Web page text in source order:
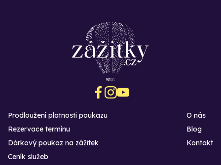
Prodloužení platnosti poukazu
Rezervace termínu
Dárkový poukaz na zážitek
O nás
Blog
Kontakt
Ceník služeb